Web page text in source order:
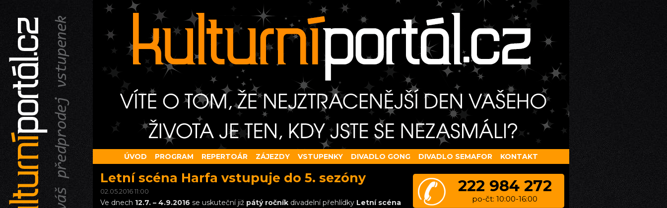
ÚVOD PROGRAM REPERTOÁR ZÁJEZDY VSTUPENKY DIVADLO GONG DIVADLO SEMAFOR KONTAKT
Letní scéna Harfa vstupuje do 5. sezóny
02.05.2016 11:00
Ve dnech 12.7. – 4.9.2016 se uskuteční již pátý ročník divadelní přehlídky Letní scéna
222 984 272
po-čt: 10:00-16:00